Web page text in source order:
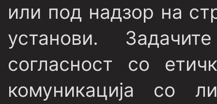
или под надзор на
установи.
согласност со
комуникација со